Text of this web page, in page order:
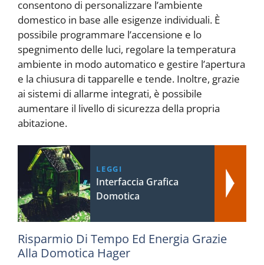
consentono di personalizzare l’ambiente
domestico in base alle esigenze individuali. È
possibile programmare l’accensione e lo
spegnimento delle luci, regolare la temperatura
ambiente in modo automatico e gestire l’apertura
e la chiusura di tapparelle e tende. Inoltre, grazie
ai sistemi di allarme integrati, è possibile
aumentare il livello di sicurezza della propria
abitazione.
LEGGI
Interfaccia Grafica
Domotica
Risparmio Di Tempo Ed Energia Grazie
Alla Domotica Hager